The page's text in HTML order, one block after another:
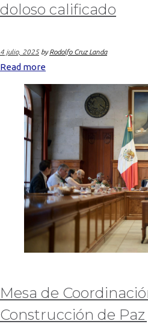
doloso calificado
4 julio, 2025 byRodolfo Cruz Landa
Read more
Mesa de
Construcción de